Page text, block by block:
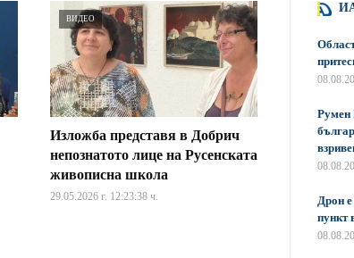
ВИДЕО
Изложба представя в Добрич
непознатото лице на Русенската
живописна школа
29.05.2026 г. 12:23:38 ч.
Румен
Дрон е
пункт